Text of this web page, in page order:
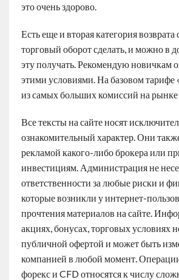
это очень здорово.
Есть еще и вторая категория возврата
торговый оборот сделать, и можно в
эту получать. Рекомендую новичкам
этими условиями. На базовом тарифе
из самых больших комиссий на
Все тексты на сайте носят
ознакомительный характер. Они
рекламой какого-либо брокера или
инвестициям. Администрация не
ответственности за любые риски и
которые возникли у интернет-
прочтения материалов на сайте.
акциях, бонусах, торговых условиях
публичной офертой и может быть
компанией в любой момент.
форекс и CFD относятся к числу